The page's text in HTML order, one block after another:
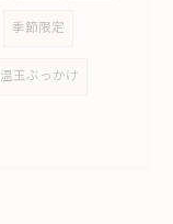
季節限定
温玉ぶっかけ